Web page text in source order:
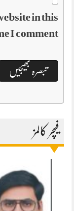
in this
I comment.
فیچر کالمز